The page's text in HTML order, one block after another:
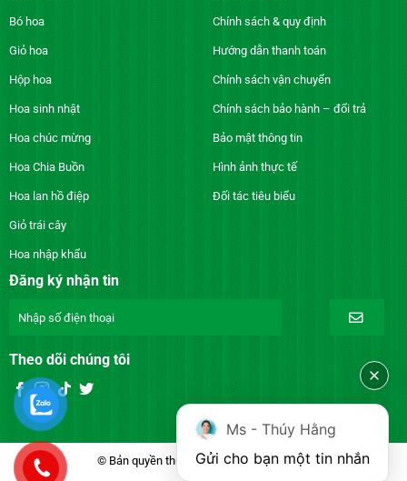
Bó hoa
Giỏ hoa
Hộp hoa
Hoa sinh nhật
Hoa chúc mừng
Hoa Chia Buồn
Hoa lan hồ điệp
Giỏ trái cây
Hoa nhập khẩu
Chính sách & quy định
Hướng dẫn thanh toán
Chính sách vận chuyển
Chính sách bảo hành – đổi trả
Bảo mật thông tin
Hình ảnh thực tế
Đối tác tiêu biểu
Đăng ký nhận tin
Theo dõi chúng tôi
© Bản quyền thuộc về DienhoaXANH.com
Ms - Thúy Hằng
Gửi cho bạn một tin nhắn